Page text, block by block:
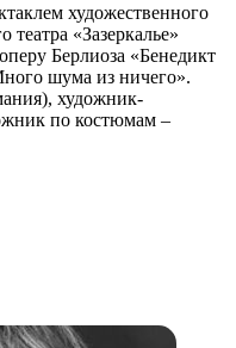
художественного
театра «Зазеркалье»
Берлиоза «Бенедикт
шума из ничего».
художник-
по костюмам –